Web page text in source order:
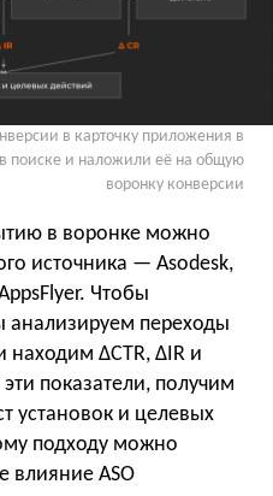
в карточку приложения в
поиске и наложили её на общую
воронку конверсии
в воронке можно
источника — Asodesk,
Чтобы
анализируем переходы
ΔCTR, ΔIR и
показатели, получим
установок и целевых
подходу можно
влияние ASO